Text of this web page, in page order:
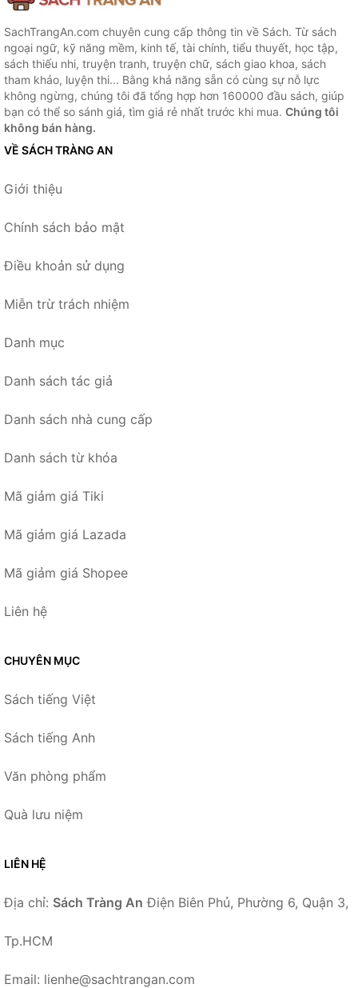
SachTrangAn.com chuyên cung cấp thông tin về Sách. Từ sách
ngoại ngữ, kỹ năng mềm, kinh tế, tài chính, tiểu thuyết, học tập,
sách thiếu nhi, truyện tranh, truyện chữ, sách giao khoa, sách
tham khảo, luyện thi... Bằng khả năng sẵn có cùng sự nỗ lực
không ngừng, chúng tôi đã tổng hợp hơn 160000 đầu sách, giúp
bạn có thể so sánh giá, tìm giá rẻ nhất trước khi mua. Chúng tôi
không bán hàng.
VỀ SÁCH TRÀNG AN
Giới thiệu
Chính sách bảo mật
Điều khoản sử dụng
Miễn trừ trách nhiệm
Danh mục
Danh sách tác giả
Danh sách nhà cung cấp
Danh sách từ khóa
Mã giảm giá Tiki
Mã giảm giá Lazada
Mã giảm giá Shopee
Liên hệ
CHUYÊN MỤC
Sách tiếng Việt
Sách tiếng Anh
Văn phòng phẩm
Quà lưu niệm
LIÊN HỆ
Địa chỉ: Sách Tràng An Điện Biên Phủ, Phường 6, Quận 3,
Tp.HCM
Email: lienhe@sachtrangan.com